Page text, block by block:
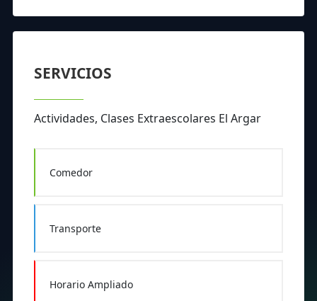
SERVICIOS
Actividades, Clases Extraescolares El Argar
Comedor
Transporte
Horario Ampliado